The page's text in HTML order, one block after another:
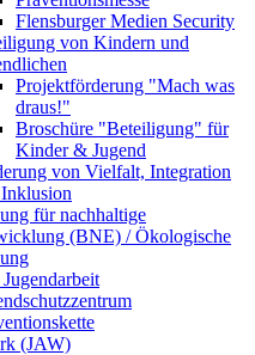
Flensburger Medien Security
von Kindern und
Projektförderung "Mach was
draus!"
Broschüre "Beteiligung" für
Kinder & Jugend
von Vielfalt, Integration
für nachhaltige
(BNE) / Ökologische
(JAW)